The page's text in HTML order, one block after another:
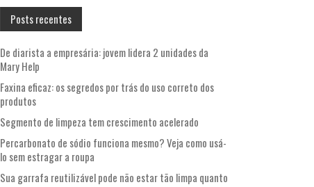
Posts recentes
De diarista a empresária: jovem lidera 2 unidades da
Mary Help
Faxina eficaz: os segredos por trás do uso correto dos
produtos
Segmento de limpeza tem crescimento acelerado
Percarbonato de sódio funciona mesmo? Veja como usá-
lo sem estragar a roupa
Sua garrafa reutilizável pode não estar tão limpa quanto